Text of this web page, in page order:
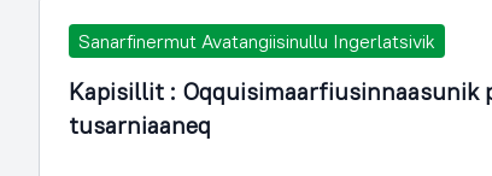
Sanarfinermut Avatangiisinullu Ingerlatsivik
Kapisillit :
tusarniaaneq